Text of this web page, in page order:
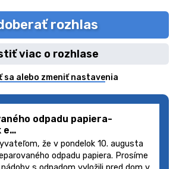
rozhlas
viac o rozhlase
sa alebo zmeniť nastavenia
odpadu papiera-
e…
že v pondelok 10. augusta
odpadu papiera. Prosíme